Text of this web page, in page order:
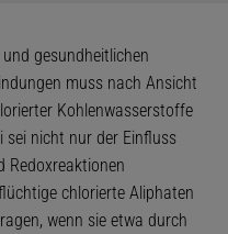
gesundheitlichen
muss nach Ansicht
Kohlenwasserstoffe
sei nicht nur der Einfluss
Redoxreaktionen
chlorierte Aliphaten
wenn sie etwa durch